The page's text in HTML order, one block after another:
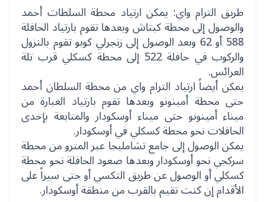
طريق الترام واي: يمكن ارتياد محطة السلطات أحمد
والوصول إلى محطة كبتاش وبعدها تقوم بارتياد الحافلة
588 أو 62 وبعد الوصول إلى زنجرلي كوبو تقوم بالنزول
والركوب في حافلة 522 إلى محطة كسكلي قرب تلة
العرائس.
بمكن أيضاً ارتياد الترام واي من محطة السلطان أحمد
حتى محطة أمينونو وبعدها تقوم بارتياد العبارة من
ميناء أمينونو حتى ميناء أوسكودار والمتابعة بإحدى
الحافلات نحو محطة كسكلي في أوسكودار.
يمكن الوصول إلى جامع تشامليجا عبر المترو من محطة
سركجي نحو أوسكودار وبعدها صعود الحافلة نحو محطة
كسكلي أو الوصول عن طريق التكسي أو حتى سيراً على
الأقدام إن كنت تقيم بالقرب من منطقة أوسكودار.